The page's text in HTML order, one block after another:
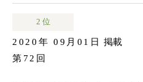
2 位
2020年 09月01日
掲載
第72回